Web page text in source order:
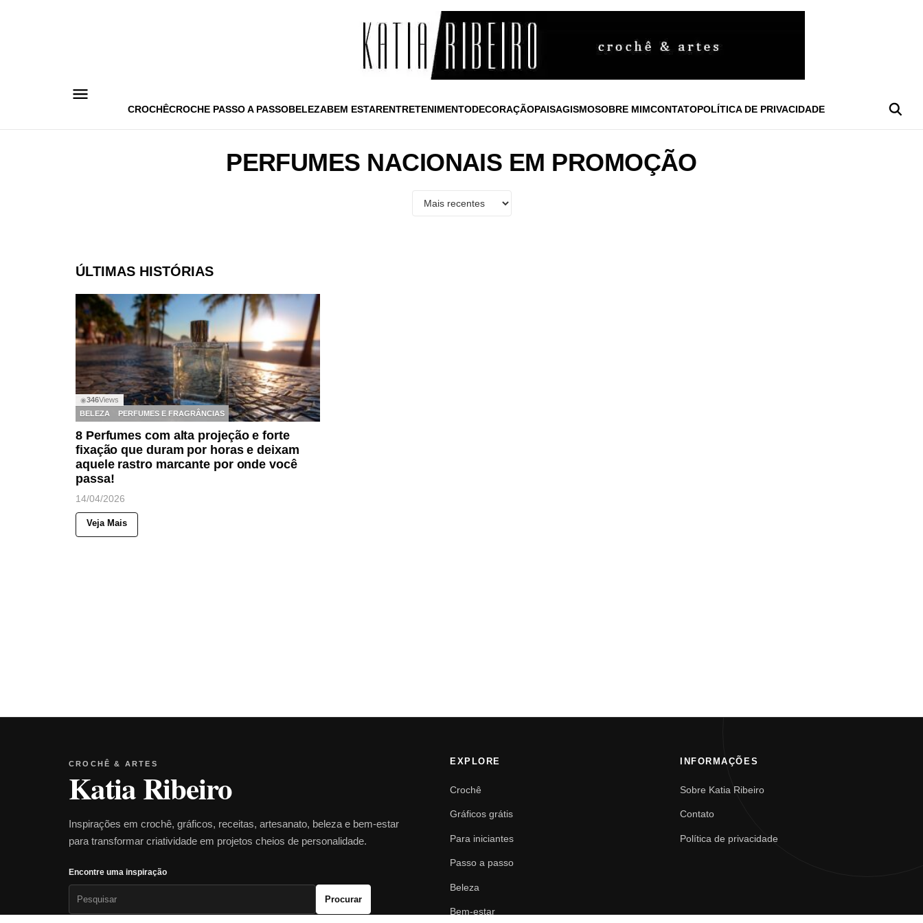
CROCHÊCROCHE PASSO A PASSOBELEZABEM ESTARENTRETENIMENTODECORAÇÃOPAISAGISMOSOBRE MIMCONTATOPOLÍTICA DE PRIVACIDADE
PERFUMES NACIONAIS EM PROMOÇÃO
ÚLTIMAS HISTÓRIAS
◉346Views
BELEZA
PERFUMES E FRAGRÂNCIAS
8 Perfumes com alta projeção e forte
fixação que duram por horas e deixam
aquele rastro marcante por onde você
passa!
14/04/2026
Veja Mais
CROCHÊ & ARTES
Katia Ribeiro
Inspirações em crochê, gráficos, receitas, artesanato, beleza e bem-estar
para transformar criatividade em projetos cheios de personalidade.
Encontre uma inspiração
Procurar
EXPLORE
Crochê
Gráficos grátis
Para iniciantes
Passo a passo
Beleza
Bem-estar
INFORMAÇÕES
Sobre Katia Ribeiro
Contato
Política de privacidade